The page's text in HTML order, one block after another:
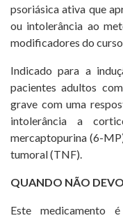
psoriásica ativa que
ou intolerância ao
modificadores do
Indicado para a
pacientes adultos
grave com uma
intolerância a
mercaptopurina (6-
tumoral (TNF).
QUANDO NÃO
Este medicamento